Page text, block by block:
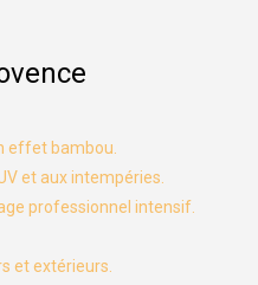
effet bambou.
et aux intempéries.
professionnel intensif.
et extérieurs.